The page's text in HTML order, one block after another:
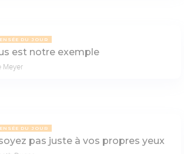
DU JOUR
est notre exemple
Meyer
DU JOUR
pas juste à vos propres yeux